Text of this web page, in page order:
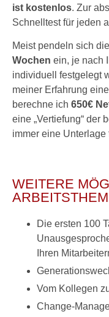
ist kostenlos. Zur
Schnelltest für jeden
Meist pendeln sich
Wochen ein, je nach
individuell festgelegt
meiner Erfahrung
berechne ich 650€
eine „Vertiefung“ der
immer eine Unterlage
WEITERE
Die ersten 100
Ihren
Vom Kollegen
Change-